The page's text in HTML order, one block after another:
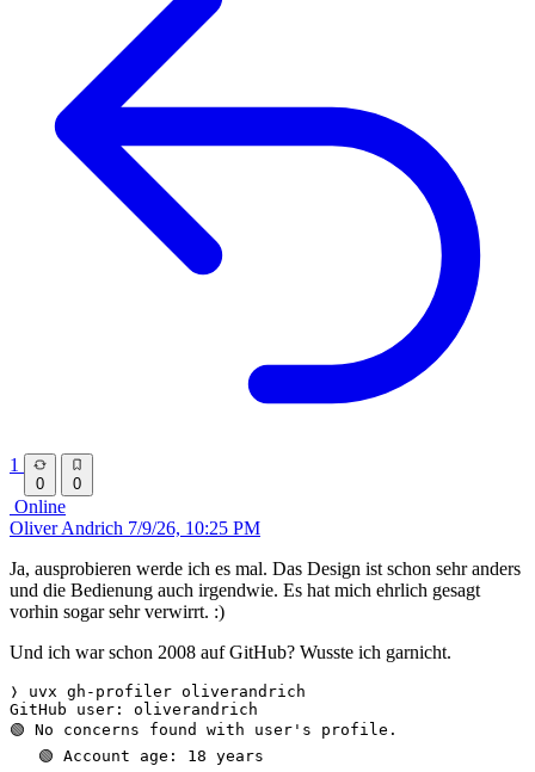
1
0 0
Online
Oliver Andrich 7/9/26, 10:25 PM
Ja, ausprobieren werde ich es mal. Das Design ist schon sehr anders
und die Bedienung auch irgendwie. Es hat mich ehrlich gesagt
vorhin sogar sehr verwirrt. :)
Und ich war schon 2008 auf GitHub? Wusste ich garnicht.
❭ uvx gh-profiler oliverandrich
GitHub user: oliverandrich
🟢 No concerns found with user's profile.
   🟢 Account age: 18 years